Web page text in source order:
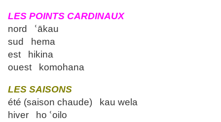
LES POINTS CARDINAUX
nord ՙākau
sud hema
est hikina
ouest komohana
LES SAISONS
été (saison chaude) kau wela
hiver ho ՙoilo